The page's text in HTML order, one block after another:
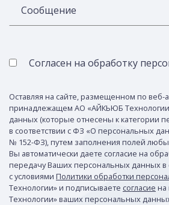
Сообщение
Согласен на обработку
Оставляя на сайте, размещенном по веб-
принадлежащем АО «АЙКЬЮБ
данных (которые отнесены к категории
в соответствии с ФЗ «О персональных
№ 152-ФЗ), путем заполнения полей
Вы автоматически даете согласие на
передачу Ваших персональных данных в
с условиями Политики обработки
Технологии» и подписываете согласие
Технологии» ваших персональных